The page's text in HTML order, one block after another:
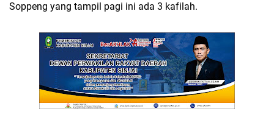
Soppeng yang tampil pagi ini ada 3 kafilah.